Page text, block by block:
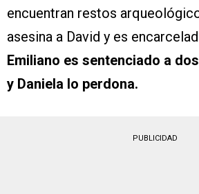
encuentran restos
asesina a David y es
Emiliano es sentenciado a
y Daniela lo perdona.
PUBLICIDAD